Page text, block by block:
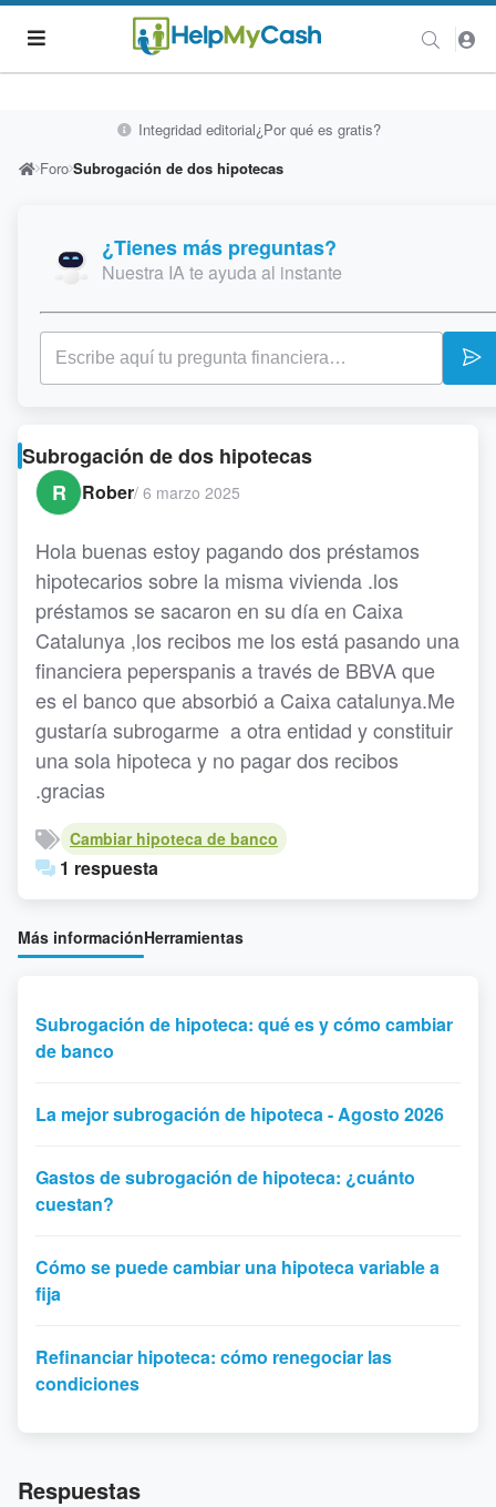
Integridad editorial¿Por qué es gratis?
Foro Subrogación de dos hipotecas
¿Tienes más preguntas?
Nuestra IA te ayuda al instante
Subrogación de dos hipotecas
R
Rober/ 6 marzo 2025
Hola buenas estoy pagando dos préstamos
hipotecarios sobre la misma vivienda .los
préstamos se sacaron en su día en Caixa
Catalunya ,los recibos me los está pasando una
financiera peperspanis a través de BBVA que
es el banco que absorbió a Caixa catalunya.Me
gustaría subrogarme a otra entidad y constituir
una sola hipoteca y no pagar dos recibos
.gracias
Cambiar hipoteca de banco
1 respuesta
Más informaciónHerramientas
Subrogación de hipoteca: qué es y cómo cambiar
de banco
La mejor subrogación de hipoteca - Agosto 2026
Gastos de subrogación de hipoteca: ¿cuánto
cuestan?
Cómo se puede cambiar una hipoteca variable a
fija
Refinanciar hipoteca: cómo renegociar las
condiciones
Respuestas